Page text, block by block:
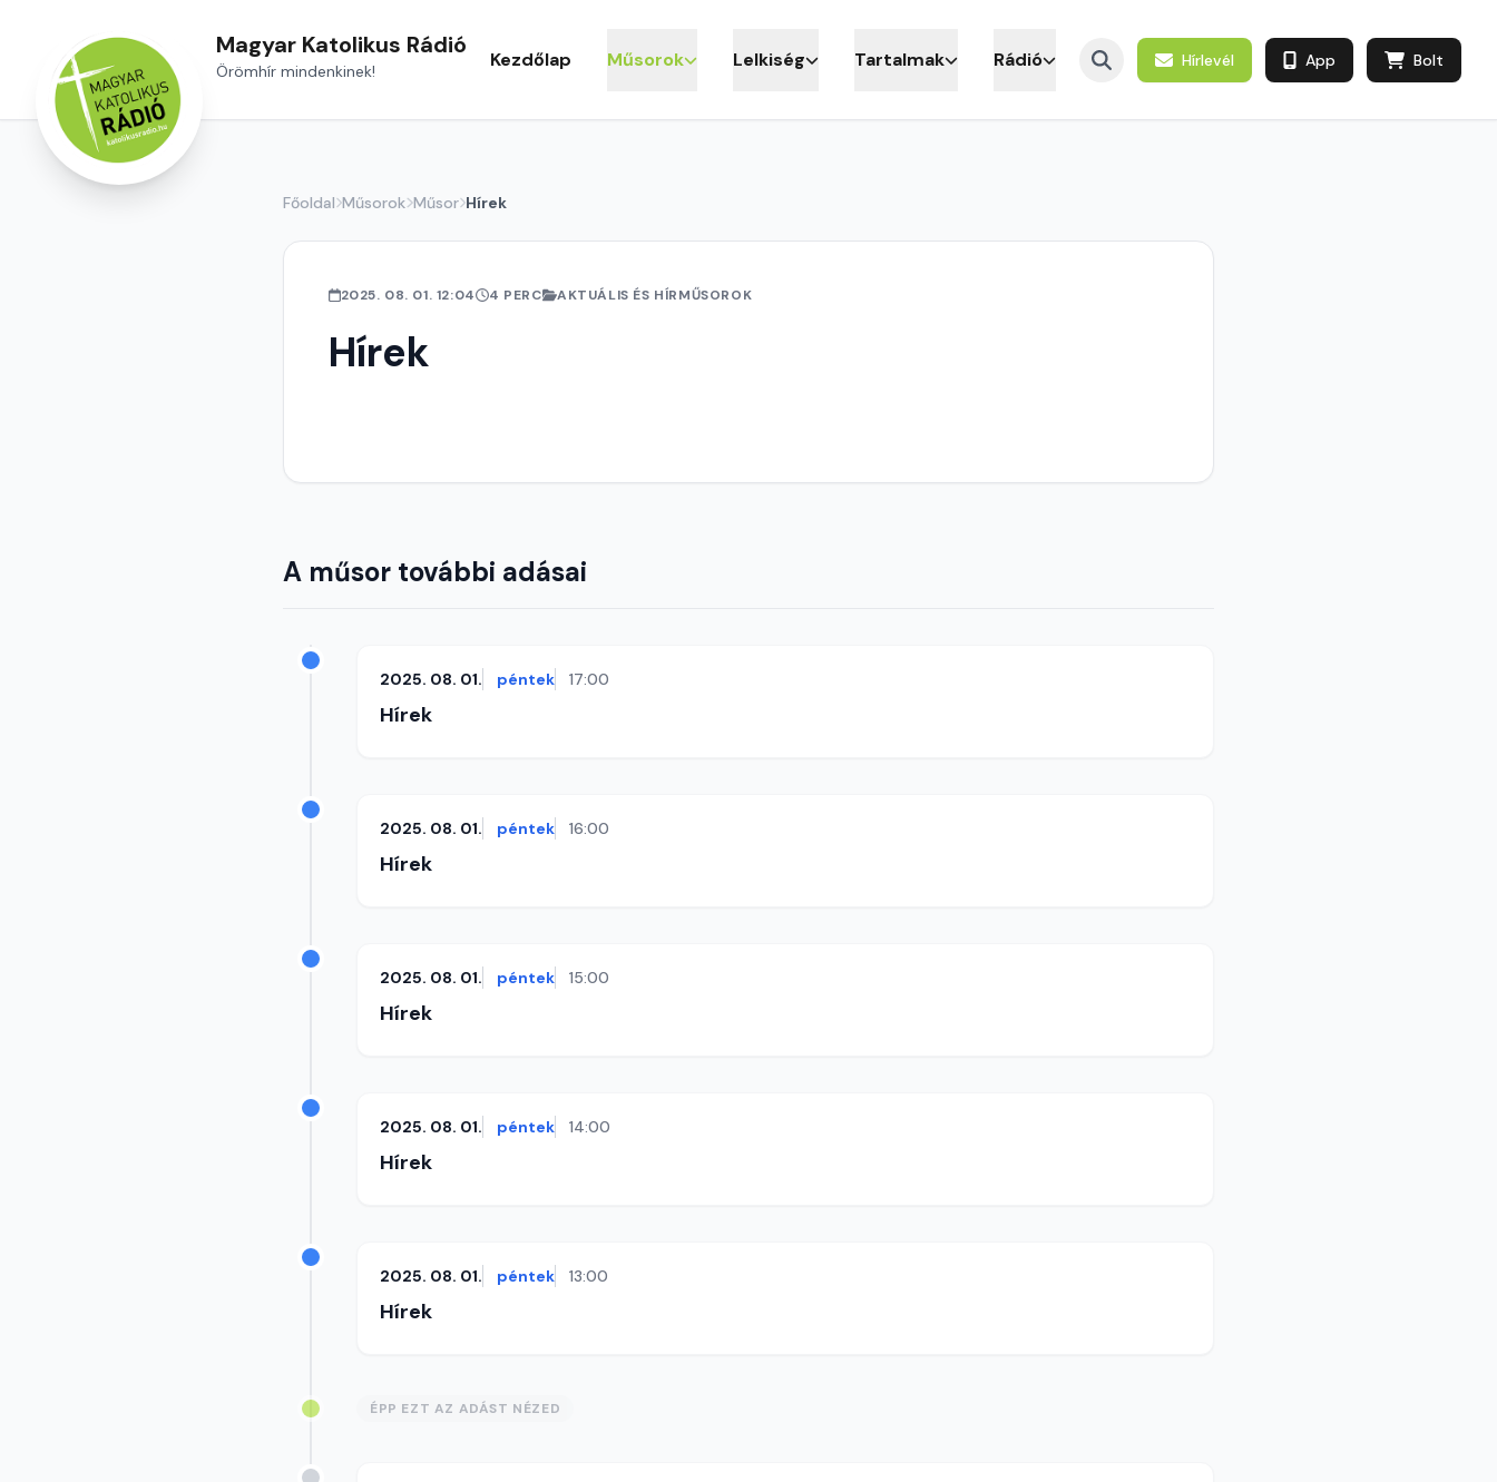
Magyar Katolikus Rádió
Örömhír mindenkinek! Kezdőlap Műsorok Lelkiség Tartalmak Rádió Hírlevél App Bolt
Főoldal Műsorok Műsor Hírek
2025. 08. 01. 12:04 4 PERC AKTUÁLIS ÉS HÍRMŰSOROK
Hírek
A műsor további adásai
2025. 08. 01. péntek 17:00
Hírek
2025. 08. 01. péntek 16:00
Hírek
2025. 08. 01. péntek 15:00
Hírek
2025. 08. 01. péntek 14:00
Hírek
2025. 08. 01. péntek 13:00
Hírek
ÉPP EZT AZ ADÁST NÉZED